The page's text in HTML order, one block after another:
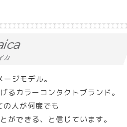
カ
ジモデル。
るカラーコンタクトブランド。
人が何度でも
ができる、と信じています。